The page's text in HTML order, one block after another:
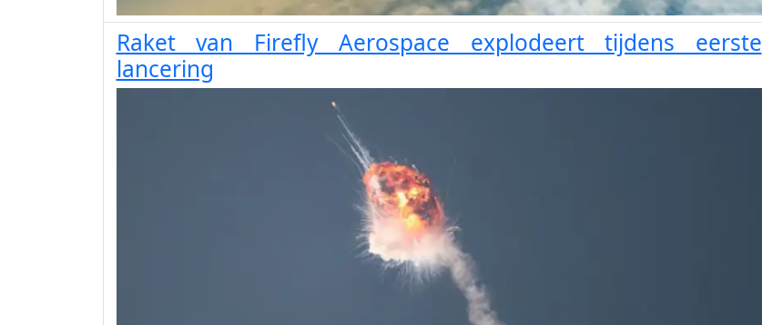
Raket van Firefly Aerospace explodeert tijdens eerste
lancering